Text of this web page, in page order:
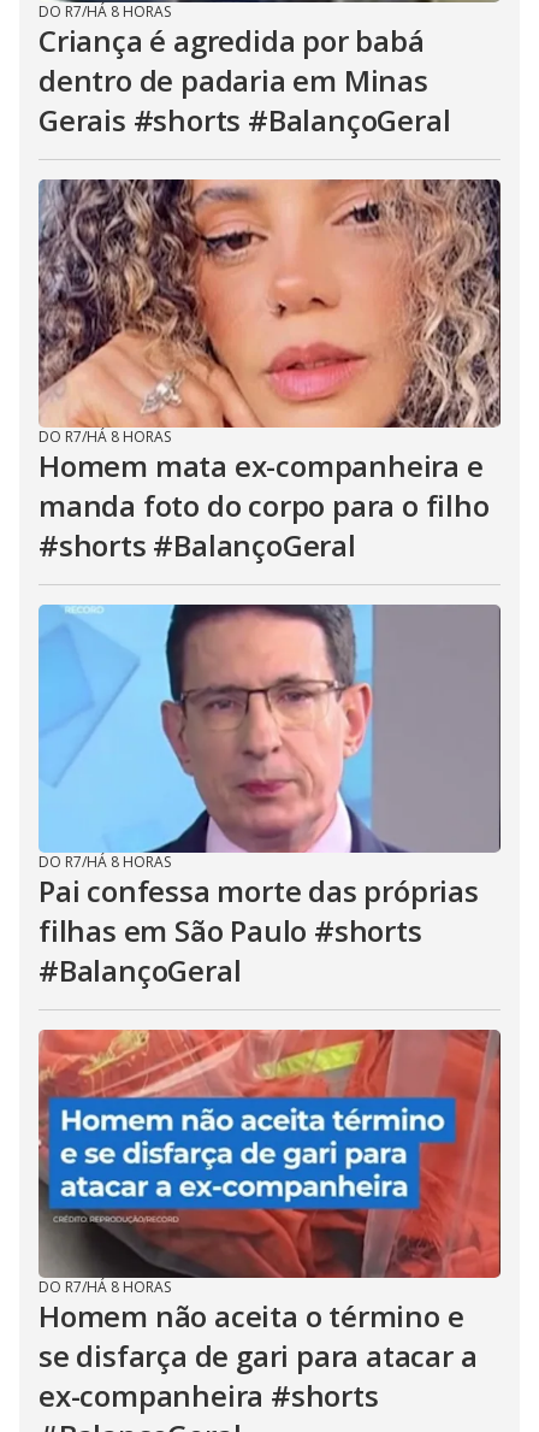
DO R7/HÁ 8 HORAS
Criança é agredida por babá
dentro de padaria em Minas
Gerais #shorts #BalançoGeral
DO R7/HÁ 8 HORAS
Homem mata ex-companheira e
manda foto do corpo para o filho
#shorts #BalançoGeral
DO R7/HÁ 8 HORAS
Pai confessa morte das próprias
filhas em São Paulo #shorts
#BalançoGeral
DO R7/HÁ 8 HORAS
Homem não aceita o término e
se disfarça de gari para atacar a
ex-companheira #shorts